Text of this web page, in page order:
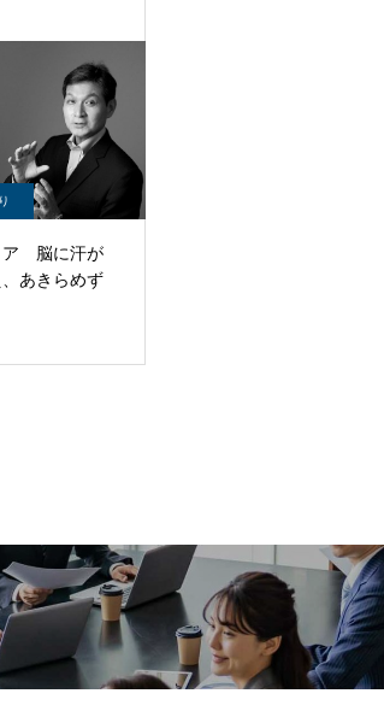
ア 脳に汗が
あきらめず